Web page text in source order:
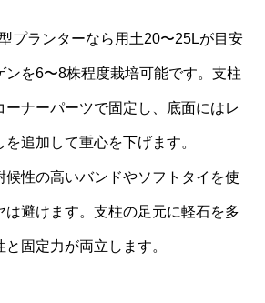
プランターなら用土20〜25Lが目安
ンを6〜8株程度栽培可能です。支柱
ーナーパーツで固定し、底面にはレ
追加して重心を下げます。
候性の高いバンドやソフトタイを使
は避けます。支柱の足元に軽石を多
固定力が両立します。